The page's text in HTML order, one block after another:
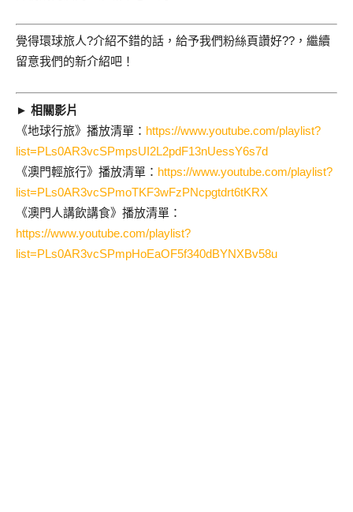
覺得環球旅人?介紹不錯的話，給予我們粉絲頁讚好??，繼續
留意我們的新介紹吧！
► 相關影片
《地球行旅》播放清單： https://www.youtube.com/playlist?
list=PLs0AR3vcSPmpsUI2L2pdF13nUessY6s7d
《澳門輕旅行》播放清單： https://www.youtube.com/playlist?
list=PLs0AR3vcSPmoTKF3wFzPNcpgtdrt6tKRX
《澳門人講飲講食》播放清單：
https://www.youtube.com/playlist?
list=PLs0AR3vcSPmpHoEaOF5f340dBYNXBv58u